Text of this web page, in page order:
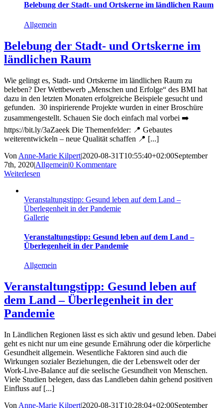
Belebung der Stadt- und Ortskerne im ländlichen Raum
Allgemein
Belebung der Stadt- und Ortskerne im
ländlichen Raum
Wie gelingt es, Stadt- und Ortskerne im ländlichen Raum zu
beleben? Der Wettbewerb „Menschen und Erfolge“ des BMI hat
dazu in den letzten Monaten erfolgreiche Beispiele gesucht und
gefunden. 30 inspirierende Projekte wurden in einer Broschüre
zusammengestellt. Schauen Sie doch einfach mal vorbei ➡️
https://bit.ly/3aZaeek Die Themenfelder: 📍 Gebautes
weiterentwickeln – neue Qualität schaffen 📍 [...]
Von Anne-Marie Kilpert|2020-08-31T10:55:40+02:00September
7th, 2020|Allgemein|0 Kommentare
Weiterlesen
Veranstaltungstipp: Gesund leben auf dem Land –
Überlegenheit in der Pandemie
Gallerie
Veranstaltungstipp: Gesund leben auf dem Land –
Überlegenheit in der Pandemie
Allgemein
Veranstaltungstipp: Gesund leben auf
dem Land – Überlegenheit in der
Pandemie
In Ländlichen Regionen lässt es sich aktiv und gesund leben. Dabei
geht es nicht nur um eine gesunde Ernährung oder die körperliche
Gesundheit allgemein. Wesentliche Faktoren sind auch die
Wirkungen sozialer Beziehungen, die der Lebenswelt oder der
Work-Live-Balance auf die seelische Gesundheit von Menschen.
Viele Studien belegen, dass das Landleben dahin gehend positiven
Einfluss auf [...]
Von Anne-Marie Kilpert|2020-08-31T10:28:04+02:00September